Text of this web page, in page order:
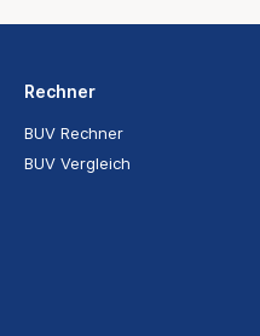
AG
Rechner
BUV Rechner
BUV Vergleich